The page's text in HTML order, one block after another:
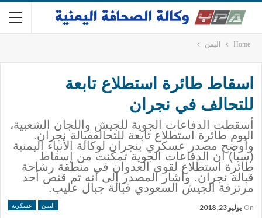
Home اليمن
اسقاط طائرة استطلاع تابعة
للتحالف في نجران
أسقطت الدفاعات الجوية للجيش واللجان الشعبية،
اليوم طائرة استطلاع تابعة للتحالفقبالة نجران.
وأوضح مصدر عسكري بنجران لوكالة الأنباء اليمنية
(سبأ) أن الدفاعات الجوية تمكنت من إسقاط
طائرة استطلاع لقوى العدوان في منطقة رشاحة
قبالة نجران. وأشار المصدر إلى أنه تم قنص أحد
مرتزقة الجيش السعودي قبالة جبال عليب.
اليمن عسكرية On يوليو 23, 2018